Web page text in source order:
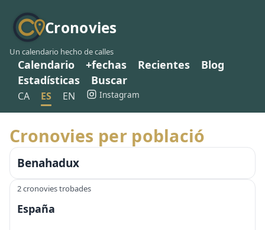
Cronovies
Un calendario hecho de calles
Calendario +fechas Recientes
Blog
Estadísticas
Buscar
CA ES EN Instagram
Cronovies per població
Benahadux
2 cronovies trobades
España